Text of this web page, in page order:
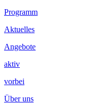
Footer
Inhalt
Programm
Aktuelles
Angebote
aktiv
vorbei
Über uns